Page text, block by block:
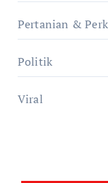
Pertanian &
Politik
Viral